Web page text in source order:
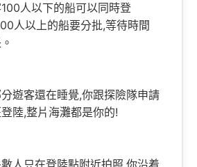
人以下的船可以同時登
人以上的船要分批,等待時間
遊客還在睡覺,你跟探險隊申請
陸,整片海灘都是你的!